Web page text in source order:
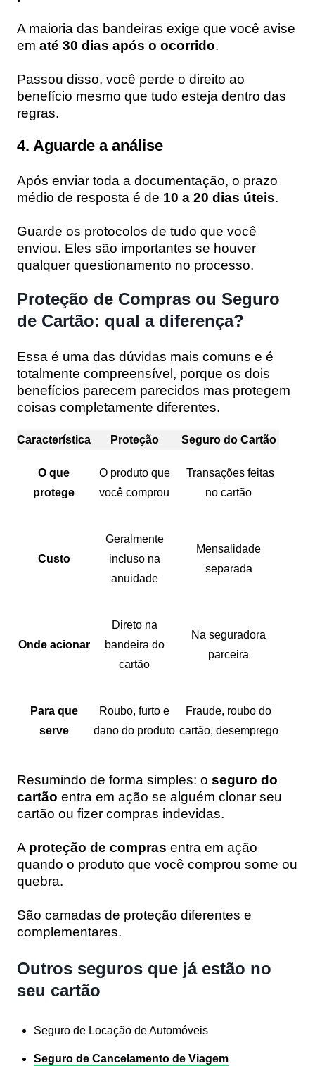
A maioria das bandeiras exige que você avise
em até 30 dias após o ocorrido.
Passou disso, você perde o direito ao
benefício mesmo que tudo esteja dentro das
regras.
4. Aguarde a análise
Após enviar toda a documentação, o prazo
médio de resposta é de 10 a 20 dias úteis.
Guarde os protocolos de tudo que você
enviou. Eles são importantes se houver
qualquer questionamento no processo.
Proteção de Compras ou Seguro
de Cartão: qual a diferença?
Essa é uma das dúvidas mais comuns e é
totalmente compreensível, porque os dois
benefícios parecem parecidos mas protegem
coisas completamente diferentes.
Característica Proteção Seguro do Cartão
O que
protege
O produto que
você comprou
Transações feitas
no cartão
Custo
Geralmente
incluso na
anuidade
Mensalidade
separada
Onde acionar
Direto na
bandeira do
cartão
Na seguradora
parceira
Para que
serve
Roubo, furto e
dano do produto
Fraude, roubo do
cartão, desemprego
Resumindo de forma simples: o seguro do
cartão entra em ação se alguém clonar seu
cartão ou fizer compras indevidas.
A proteção de compras entra em ação
quando o produto que você comprou some ou
quebra.
São camadas de proteção diferentes e
complementares.
Outros seguros que já estão no
seu cartão
Seguro de Locação de Automóveis
Seguro de Cancelamento de Viagem